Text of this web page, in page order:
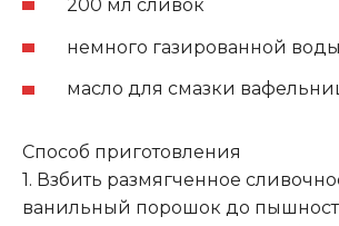
200 мл сливок
немного газированной воды
масло для смазки
Способ приготовления
1. Взбить размягченное
ванильный порошок до